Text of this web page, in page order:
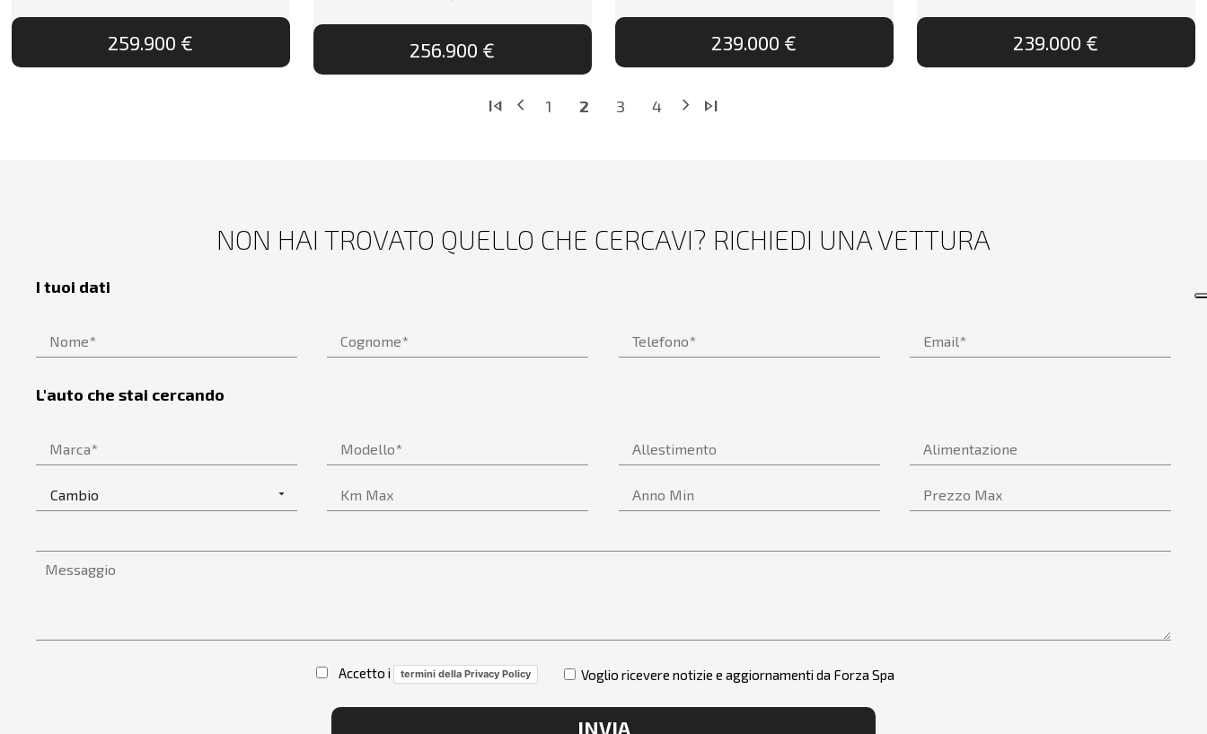
259.900 € 256.900 € 239.000 € 239.000 €
skip_previous chevron_left 1 2 3 4 chevron_right skip_next
NON HAI TROVATO QUELLO CHE CERCAVI? RICHIEDI UNA VETTURA
I tuoi dati
L'auto che stai cercando
Accetto i termini della Privacy Policy Voglio ricevere notizie e aggiornamenti da Forza Spa